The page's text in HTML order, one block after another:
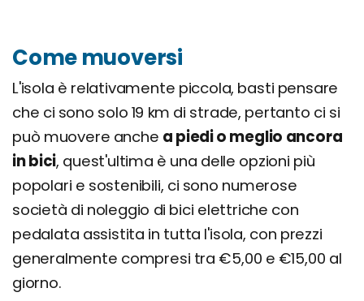
Come muoversi
L'isola è relativamente piccola, basti pensare
che ci sono solo 19 km di strade, pertanto ci si
può muovere anche a piedi o meglio ancora
in bici, quest'ultima è una delle opzioni più
popolari e sostenibili, ci sono numerose
società di noleggio di bici elettriche con
pedalata assistita in tutta l'isola, con prezzi
generalmente compresi tra €5,00 e €15,00 al
giorno.